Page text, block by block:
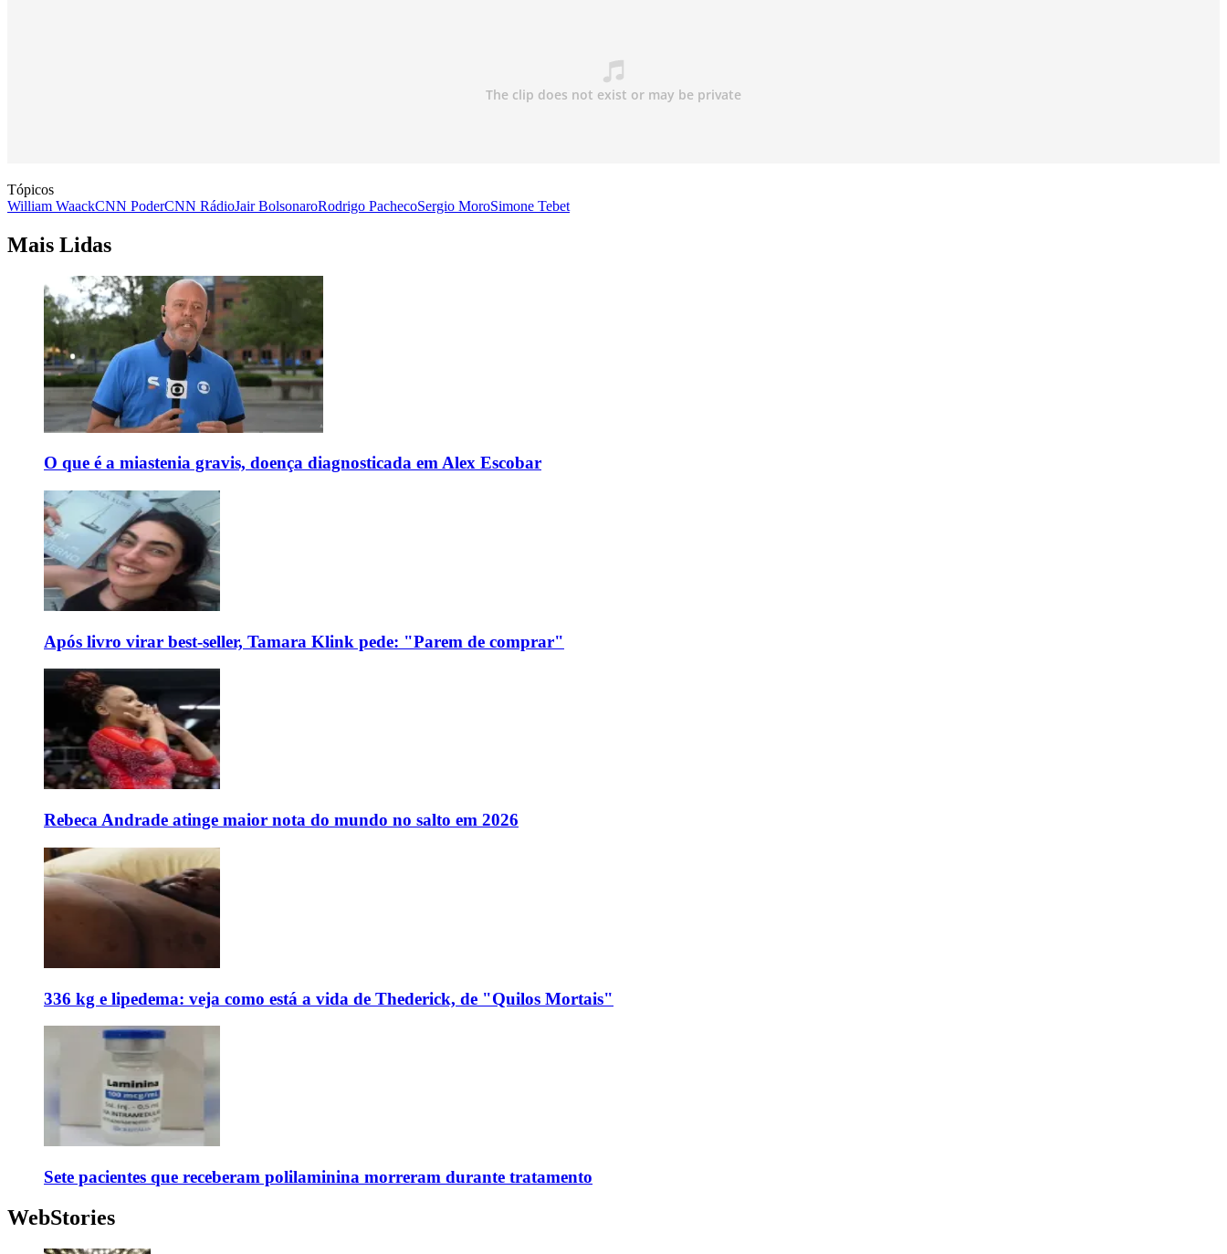
Tópicos
William WaackCNN PoderCNN RádioJair BolsonaroRodrigo PachecoSergio MoroSimone Tebet
Mais Lidas
O que é a miastenia gravis, doença diagnosticada em Alex Escobar
Após livro virar best-seller, Tamara Klink pede: "Parem de comprar"
Rebeca Andrade atinge maior nota do mundo no salto em 2026
336 kg e lipedema: veja como está a vida de Thederick, de "Quilos Mortais"
Sete pacientes que receberam polilaminina morreram durante tratamento
WebStories